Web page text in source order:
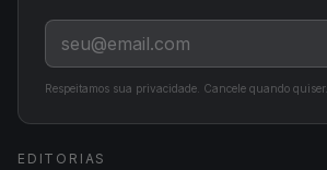
Respeitamos sua privacidade. Cancele quando quiser.
EDITORIAS